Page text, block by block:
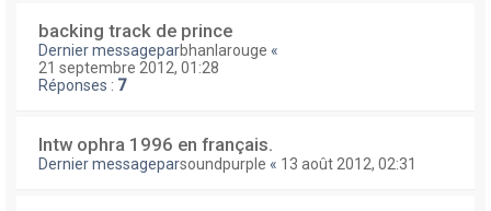
backing track de prince
Dernier messageparbhanlarouge «
21 septembre 2012, 01:28
Réponses : 7
Intw ophra 1996 en français.
Dernier messageparsoundpurple « 13 août 2012, 02:31